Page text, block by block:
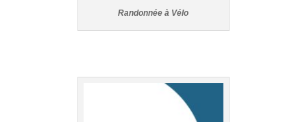
Randonnée à Vélo